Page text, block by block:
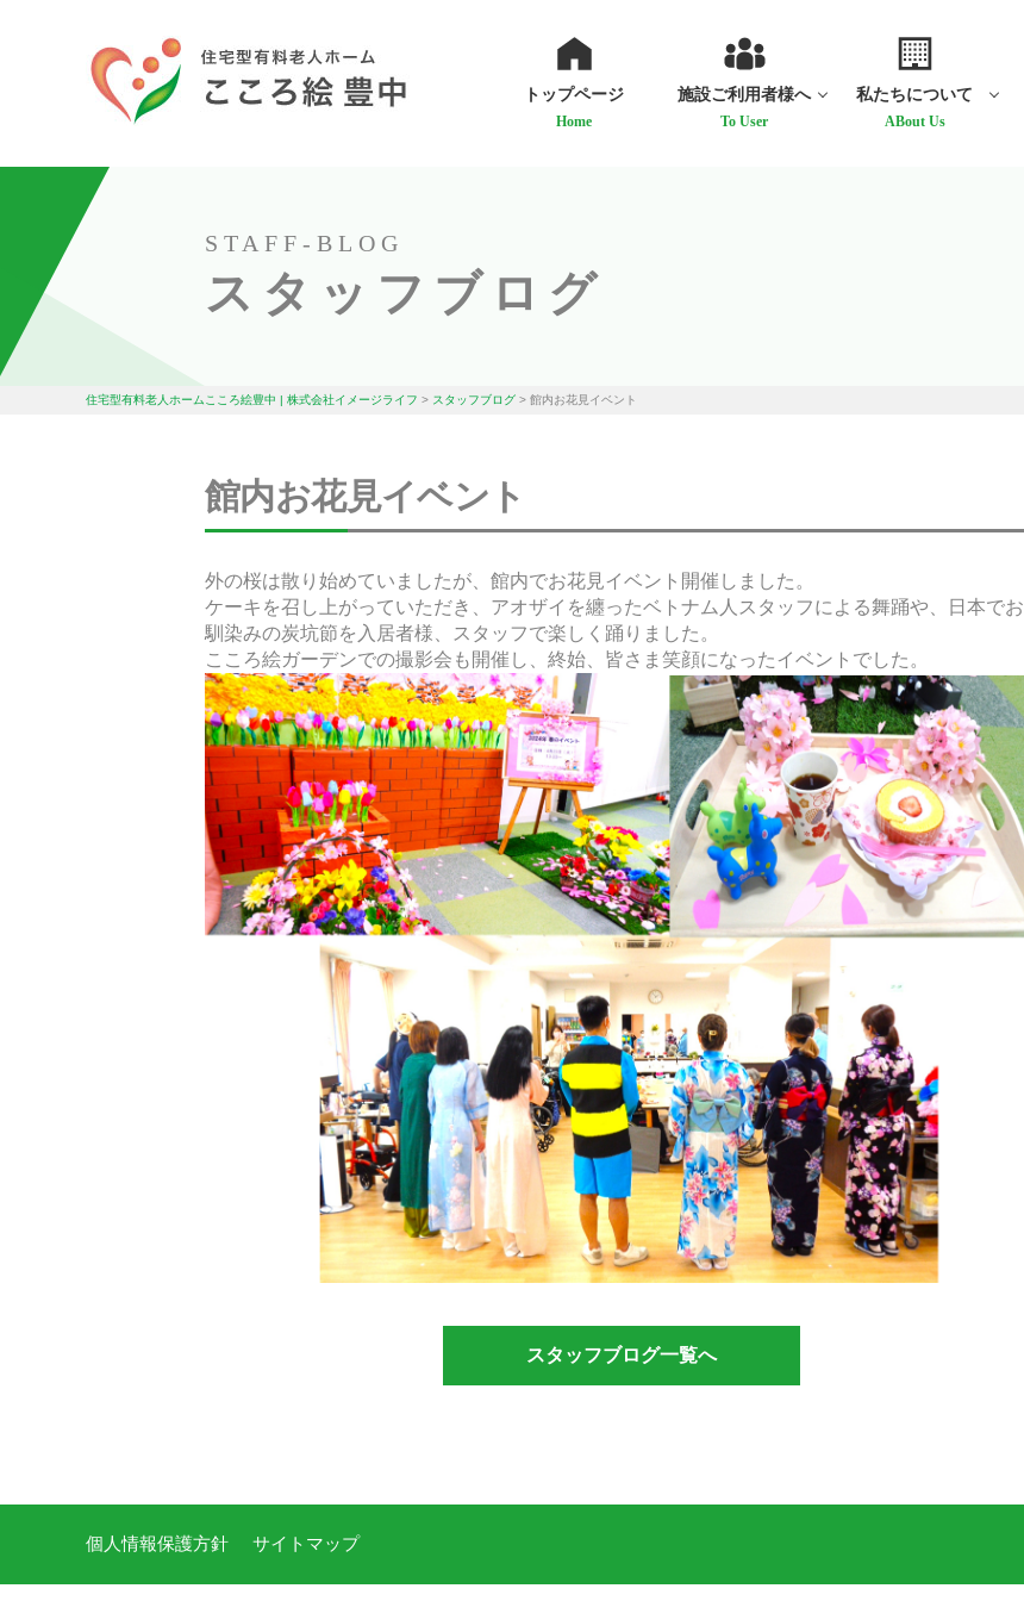
トップページ
Home
施設ご利用者様へ
To User
私たちについて
ABout Us
STAFF-BLOG
スタッフブログ
住宅型有料老人ホームこころ絵豊中 | 株式会社イメージライフ > スタッフブログ > 館内お花見イベント
館内お花見イベント
外の桜は散り始めていましたが、館内でお花見イベント開催しました。
ケーキを召し上がっていただき、アオザイを纏ったベトナム人スタッフによる舞踊や、日本でお
馴染みの炭坑節を入居者様、スタッフで楽しく踊りました。
こころ絵ガーデンでの撮影会も開催し、終始、皆さま笑顔になったイベントでした。
スタッフブログ一覧へ
個人情報保護方針 サイトマップ